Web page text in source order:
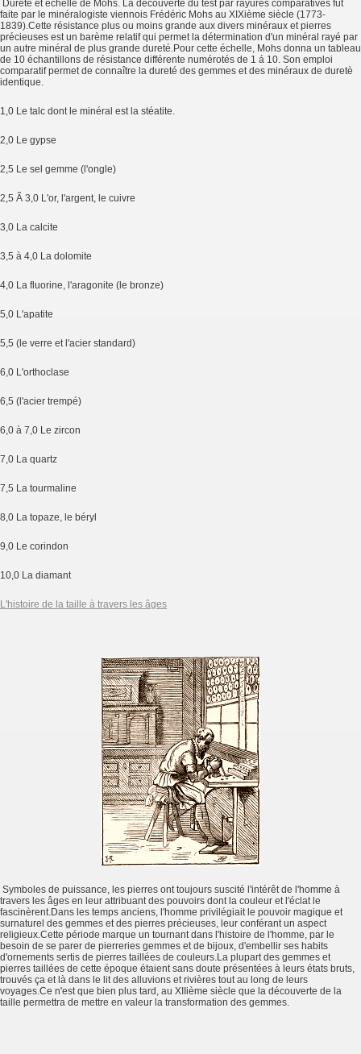
Dureté et échelle de Mohs. La découverte du test par rayures comparatives fût
faite par le minéralogiste viennois Frédéric Mohs au XIXième siècle (1773-
1839).Cette résistance plus ou moins grande aux divers minéraux et pierres
précieuses est un barème relatif qui permet la détermination d'un minéral rayé par
un autre minéral de plus grande dureté.Pour cette échelle, Mohs donna un tableau
de 10 échantillons de résistance différente numérotés de 1 á 10. Son emploi
comparatif permet de connaître la dureté des gemmes et des minéraux de duretè
identique.
1,0 Le talc dont le minéral est la stéatite.
2,0 Le gypse
2,5 Le sel gemme (l'ongle)
2,5 Ã 3,0 L'or, l'argent, le cuivre
3,0 La calcite
3,5 à 4,0 La dolomite
4,0 La fluorine, l'aragonite (le bronze)
5,0 L'apatite
5,5 (le verre et l'acier standard)
6,0 L'orthoclase
6,5 (l'acier trempé)
6,0 à 7,0 Le zircon
7,0 La quartz
7,5 La tourmaline
8,0 La topaze, le béryl
9,0 Le corindon
10,0 La diamant
L'histoire de la taille à travers les âges
Symboles de puissance, les pierres ont toujours suscité l'intérêt de l'homme à
travers les âges en leur attribuant des pouvoirs dont la couleur et l'éclat le
fascinèrent.Dans les temps anciens, l'homme privilégiait le pouvoir magique et
surnaturel des gemmes et des pierres précieuses, leur conférant un aspect
religieux.Cette période marque un tournant dans l'histoire de l'homme, par le
besoin de se parer de pierreries gemmes et de bijoux, d'embellir ses habits
d'ornements sertis de pierres taillées de couleurs.La plupart des gemmes et
pierres taillées de cette époque étaient sans doute présentées à leurs états bruts,
trouvés ça et là dans le lit des alluvions et rivières tout au long de leurs
voyages.Ce n'est que bien plus tard, au XIIième siècle que la découverte de la
taille permettra de mettre en valeur la transformation des gemmes.